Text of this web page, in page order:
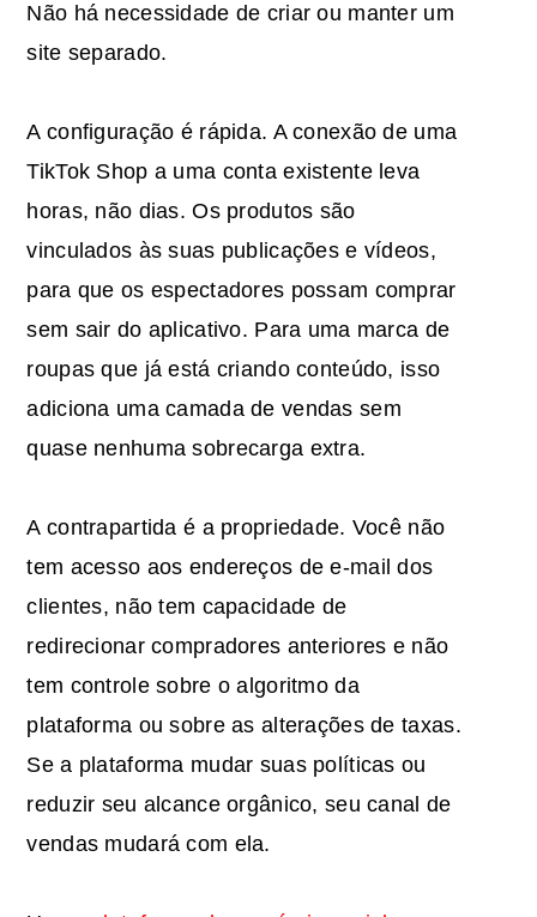
Não há necessidade de criar ou manter um
site separado.
A configuração é rápida. A conexão de uma
TikTok Shop a uma conta existente leva
horas, não dias. Os produtos são
vinculados às suas publicações e vídeos,
para que os espectadores possam comprar
sem sair do aplicativo. Para uma marca de
roupas que já está criando conteúdo, isso
adiciona uma camada de vendas sem
quase nenhuma sobrecarga extra.
A contrapartida é a propriedade. Você não
tem acesso aos endereços de e-mail dos
clientes, não tem capacidade de
redirecionar compradores anteriores e não
tem controle sobre o algoritmo da
plataforma ou sobre as alterações de taxas.
Se a plataforma mudar suas políticas ou
reduzir seu alcance orgânico, seu canal de
vendas mudará com ela.